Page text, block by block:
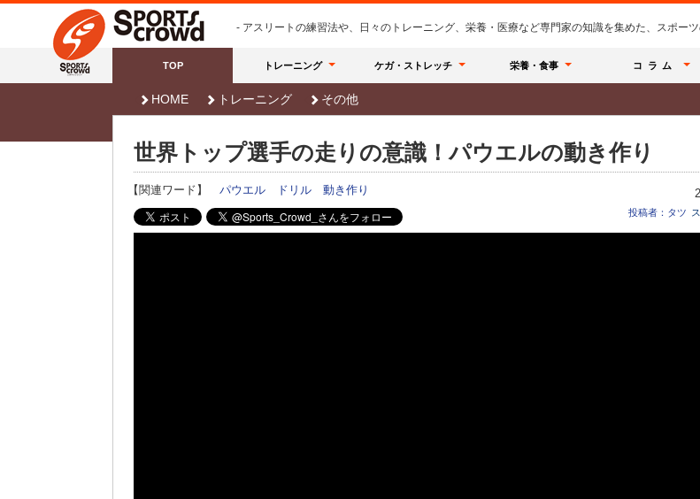
- アスリートの練習法や、日々のトレーニング、栄養・医療など専門家の知識を集めた、スポー
TOP トレーニング ケガ・ストレッチ 栄養・食事 コラム
HOME トレーニング その他
世界トップ選手の走りの意識！パウエルの動き作り
【関連ワード】 パウエル ドリル 動き作り
投稿者：タツ